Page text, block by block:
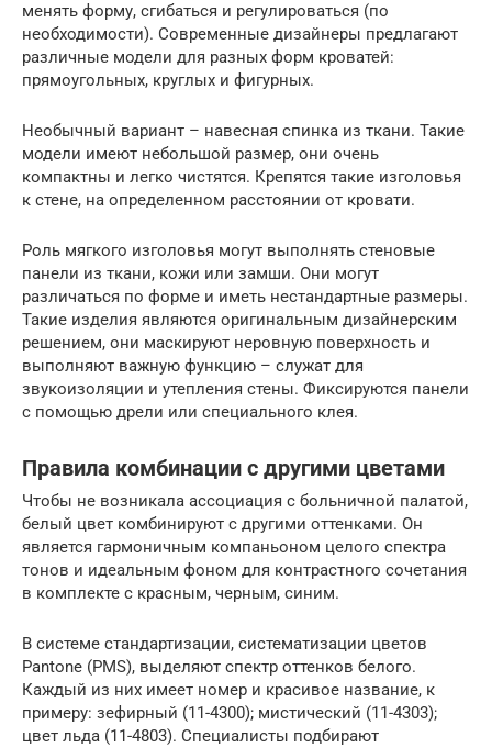
менять форму, сгибаться и регулироваться (по
необходимости). Современные дизайнеры предлагают
различные модели для разных форм кроватей:
прямоугольных, круглых и фигурных.
Необычный вариант – навесная спинка из ткани. Такие
модели имеют небольшой размер, они очень
компактны и легко чистятся. Крепятся такие изголовья
к стене, на определенном расстоянии от кровати.
Роль мягкого изголовья могут выполнять стеновые
панели из ткани, кожи или замши. Они могут
различаться по форме и иметь нестандартные размеры.
Такие изделия являются оригинальным дизайнерским
решением, они маскируют неровную поверхность и
выполняют важную функцию – служат для
звукоизоляции и утепления стены. Фиксируются панели
с помощью дрели или специального клея.
Правила комбинации с другими цветами
Чтобы не возникала ассоциация с больничной палатой,
белый цвет комбинируют с другими оттенками. Он
является гармоничным компаньоном целого спектра
тонов и идеальным фоном для контрастного сочетания
в комплекте с красным, черным, синим.
В системе стандартизации, систематизации цветов
Pantone (РМS), выделяют спектр оттенков белого.
Каждый из них имеет номер и красивое название, к
примеру: зефирный (11-4300); мистический (11-4303);
цвет льда (11-4803). Специалисты подбирают